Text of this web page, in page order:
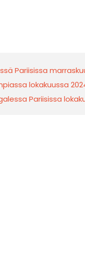
Pariisissa
lokakuussa
Pariisissa